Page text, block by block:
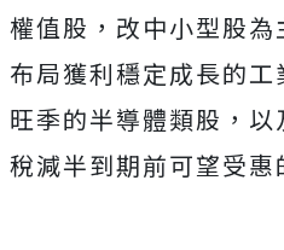
權值股，改中小型股
布局獲利穩定成長的
旺季的半導體類股，
稅減半到期前可望受惠